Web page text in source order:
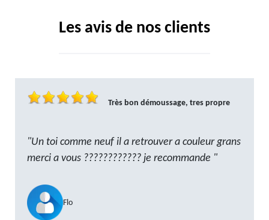
Les avis de nos clients
Très bon démoussage, tres propre
"Un toi comme neuf il a retrouver a couleur grans
merci a vous ???????????? je recommande "
Flo